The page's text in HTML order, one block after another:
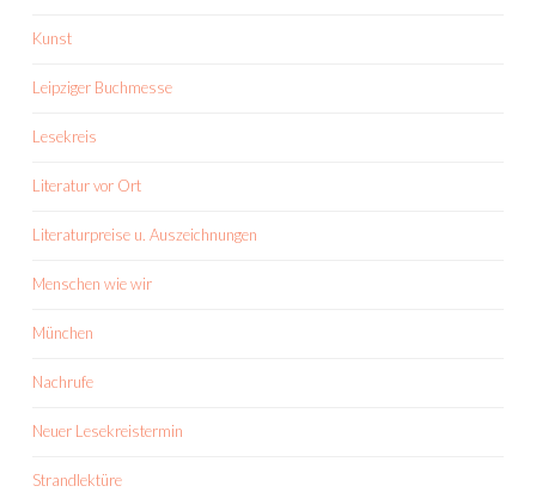
Kunst
Leipziger Buchmesse
Lesekreis
Literatur vor Ort
Literaturpreise u. Auszeichnungen
Menschen wie wir
München
Nachrufe
Neuer Lesekreistermin
Strandlektüre